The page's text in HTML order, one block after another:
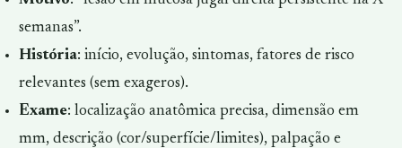
semanas”.
História: início, evolução, sintomas, fatores de risco
relevantes (sem exageros).
Exame: localização anatômica precisa, dimensão em
mm, descrição (cor/superfície/limites), palpação e